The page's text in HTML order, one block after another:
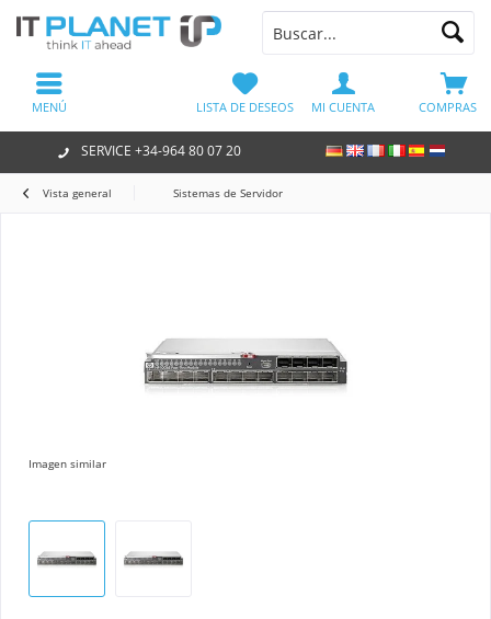
SERVICE +34-964 80 07 20
COMPRAS
LISTA DE DESEOS MI CUENTA
MENÚ
Vista general Sistemas de Servidor
Imagen similar